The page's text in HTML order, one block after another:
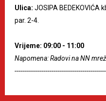
Ulica: JOSIPA BEDEKOVIĆA
par. 2-4.
Vrijeme: 09:00 - 11:00
Napomena: Radovi na NN